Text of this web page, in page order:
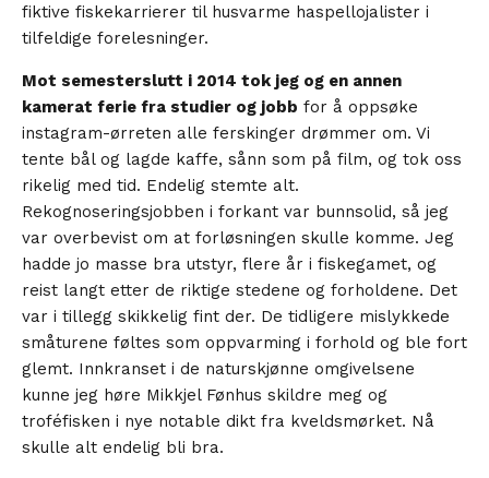
fiktive fiskekarrierer til husvarme haspellojalister i
tilfeldige forelesninger.
Mot semesterslutt i 2014 tok jeg og en annen
kamerat ferie fra studier og jobb for å oppsøke
instagram-ørreten alle ferskinger drømmer om. Vi
tente bål og lagde kaffe, sånn som på film, og tok oss
rikelig med tid. Endelig stemte alt.
Rekognoseringsjobben i forkant var bunnsolid, så jeg
var overbevist om at forløsningen skulle komme. Jeg
hadde jo masse bra utstyr, flere år i fiskegamet, og
reist langt etter de riktige stedene og forholdene. Det
var i tillegg skikkelig fint der. De tidligere mislykkede
småturene føltes som oppvarming i forhold og ble fort
glemt. Innkranset i de naturskjønne omgivelsene
kunne jeg høre Mikkjel Fønhus skildre meg og
troféfisken i nye notable dikt fra kveldsmørket. Nå
skulle alt endelig bli bra.